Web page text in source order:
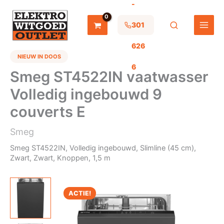
inhoud
-
301
626
6
NIEUW IN DOOS
Smeg ST4522IN vaatwasser
Volledig ingebouwd 9
couverts E
Smeg
Smeg ST4522IN, Volledig ingebouwd, Slimline (45 cm),
Zwart, Zwart, Knoppen, 1,5 m
ACTIE!